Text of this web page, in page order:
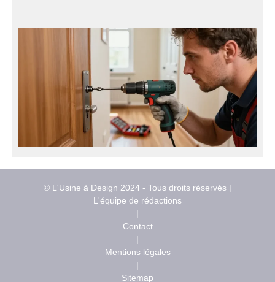
© L'Usine à Design 2024 - Tous droits réservés |
L'équipe de rédactions
|
Contact
|
Mentions légales
|
Sitemap